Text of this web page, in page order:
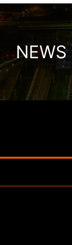
NEWS